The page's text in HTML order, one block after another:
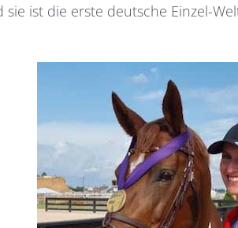
sie ist die erste deutsche Einzel-